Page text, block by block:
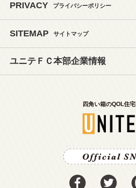
PRIVACY プライバシーポリシー
SITEMAP サイトマップ
ユニテＦＣ本部企業情報
四角い箱のQOL住宅